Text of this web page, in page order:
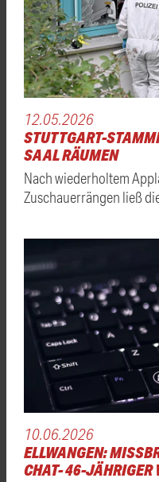
12.05.2026
STUTTGART-
SAAL RÄUMEN
Nach wiederholtem
Zuschauerrängen ließ
10.06.2026
ELLWANGEN:
CHAT- 46-JÄHRIGER